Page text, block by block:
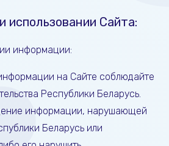
использовании Сайта:
информации:
на Сайте соблюдайте
Республики Беларусь.
информации, нарушающей
Беларусь или